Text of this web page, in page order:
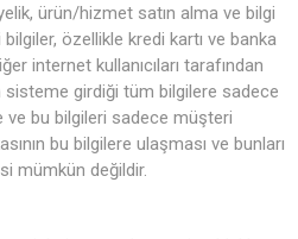
ürün/hizmet satın alma ve bilgi
özellikle kredi kartı ve banka
internet kullanıcıları tarafından
girdiği tüm bilgilere sadece
bu bilgileri sadece müşteri
bu bilgilere ulaşması ve bunları
mümkün değildir.